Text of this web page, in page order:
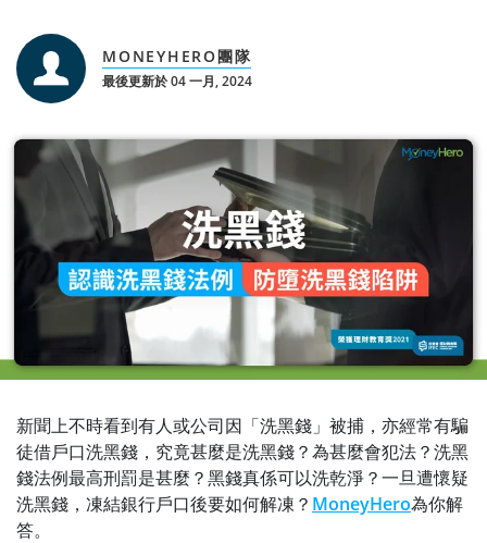
MONEYHERO團隊
最後更新於 04 一月, 2024
新聞上不時看到有人或公司因「洗黑錢」被捕，亦經常有騙
徒借戶口洗黑錢，究竟甚麼是洗黑錢？為甚麼會犯法？洗黑
錢法例最高刑罰是甚麼？黑錢真係可以洗乾淨？一旦遭懷疑
洗黑錢，凍結銀行戶口後要如何解凍？ MoneyHero為你解
答。